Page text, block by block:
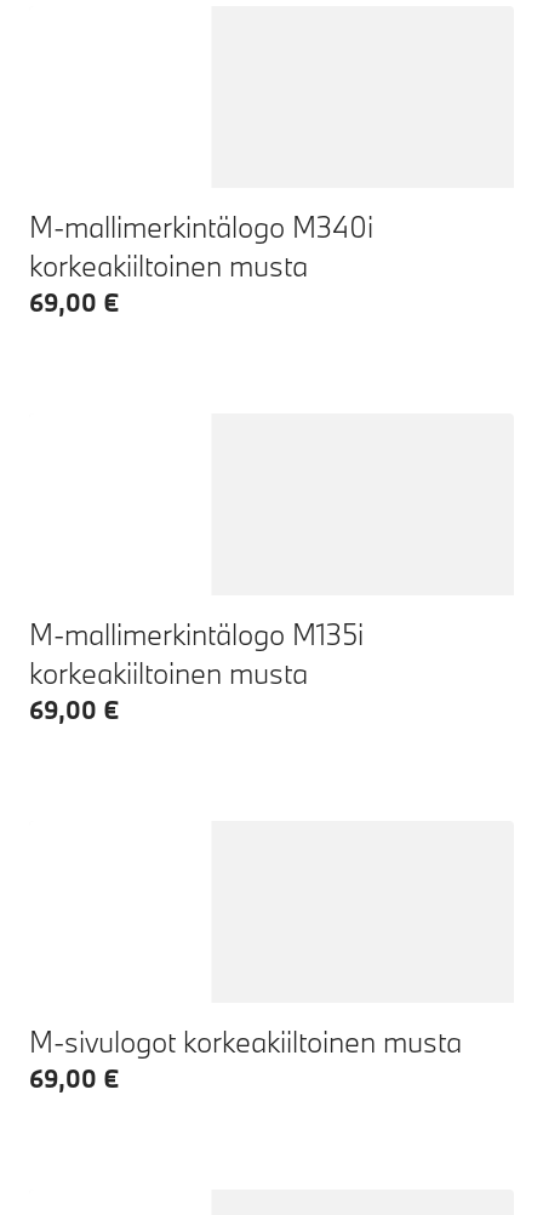
M-mallimerkintälogo M340i
korkeakiiltoinen musta
69,00 €
M-mallimerkintälogo M135i
korkeakiiltoinen musta
69,00 €
M-sivulogot korkeakiiltoinen musta
69,00 €